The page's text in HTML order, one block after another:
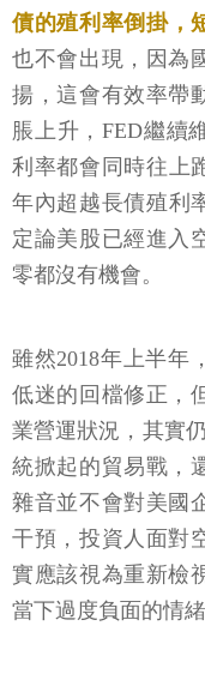
債的殖利率倒掛，
也不會出現，因為
揚，這會有效率帶
脹上升，FED繼續
利率都會同時往上
年內超越長債殖利
定論美股已經進入
零都沒有機會。
雖然2018年上半年
低迷的回檔修正，
業營運狀況，其實
統掀起的貿易戰，
雜音並不會對美國
干預，投資人面對
實應該視為重新檢
當下過度負面的情緒